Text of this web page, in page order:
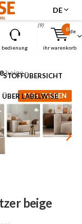
de
bedienung ihr warenkorb
0
(9)
DE
STOFFÜBERSICHT
ÜBER LABELWISE
beige
100+ FARBEN
beige